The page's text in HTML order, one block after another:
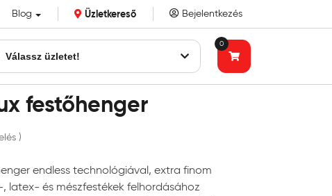
Blog Üzletkereső Bejelentkezés
Válassz üzletet!
0
eddigi bizalmát!
festőhenger
)
endless technológiával, extra finom
latex- és mészfestékek felhordásához